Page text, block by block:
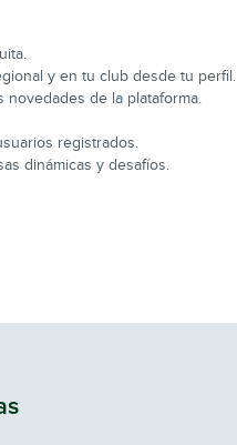
y en tu club desde tu perfil.
novedades de la plataforma.
registrados.
dinámicas y desafíos.